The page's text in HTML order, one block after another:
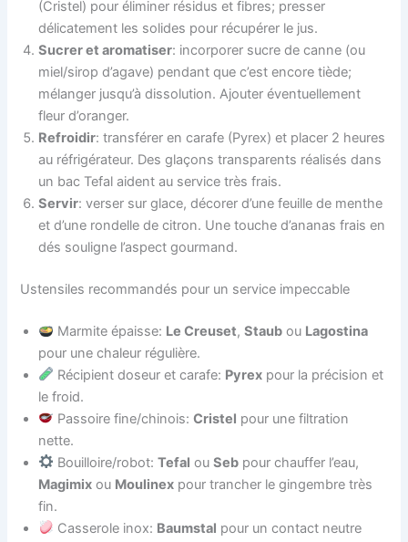
(Cristel) pour éliminer résidus et fibres; presser
délicatement les solides pour récupérer le jus.
Sucrer et aromatiser: incorporer sucre de canne (ou
miel/sirop d’agave) pendant que c’est encore tiède;
mélanger jusqu’à dissolution. Ajouter éventuellement
fleur d’oranger.
Refroidir: transférer en carafe (Pyrex) et placer 2 heures
au réfrigérateur. Des glaçons transparents réalisés dans
un bac Tefal aident au service très frais.
Servir: verser sur glace, décorer d’une feuille de menthe
et d’une rondelle de citron. Une touche d’ananas frais en
dés souligne l’aspect gourmand.
Ustensiles recommandés pour un service impeccable
Marmite épaisse: Le Creuset,Staub ou Lagostina
pour une chaleur régulière.
Récipient doseur et carafe: Pyrex pour la précision et
le froid.
Passoire fine/chinois:Cristel pour une filtration
nette.
Bouilloire/robot:Tefal ouSeb pour chauffer l’eau,
Magimix ou Moulinex pour trancher le gingembre très
fin.
Casserole inox: Baumstal pour un contact neutre